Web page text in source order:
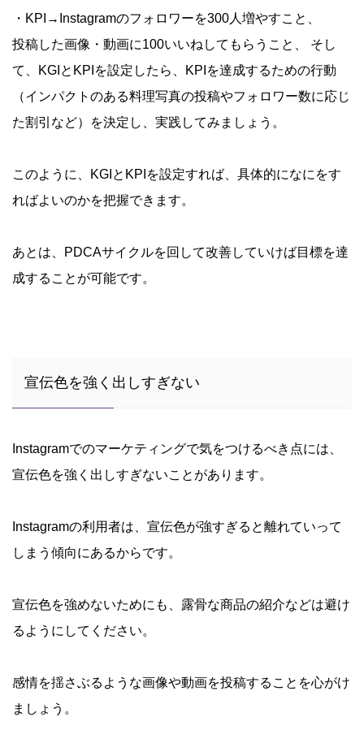
・KPI→Instagramのフォロワーを300人増やすこと、
投稿した画像・動画に100いいねしてもらうこと、 そし
て、KGIとKPIを設定したら、KPIを達成するための行動
（インパクトのある料理写真の投稿やフォロワー数に応じ
た割引など）を決定し、実践してみましょう。
このように、KGIとKPIを設定すれば、具体的になにをす
ればよいのかを把握できます。
あとは、PDCAサイクルを回して改善していけば目標を達
成することが可能です。
宣伝色を強く出しすぎない
Instagramでのマーケティングで気をつけるべき点には、
宣伝色を強く出しすぎないことがあります。
Instagramの利用者は、宣伝色が強すぎると離れていって
しまう傾向にあるからです。
宣伝色を強めないためにも、露骨な商品の紹介などは避け
るようにしてください。
感情を揺さぶるような画像や動画を投稿することを心がけ
ましょう。